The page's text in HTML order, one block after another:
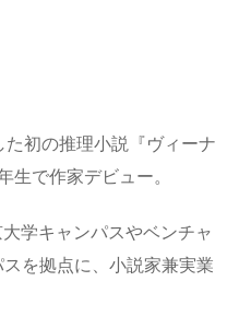
初の推理小説『ヴィーナ
で作家デビュー。
学キャンパスやベンチャ
を拠点に、小説家兼実業